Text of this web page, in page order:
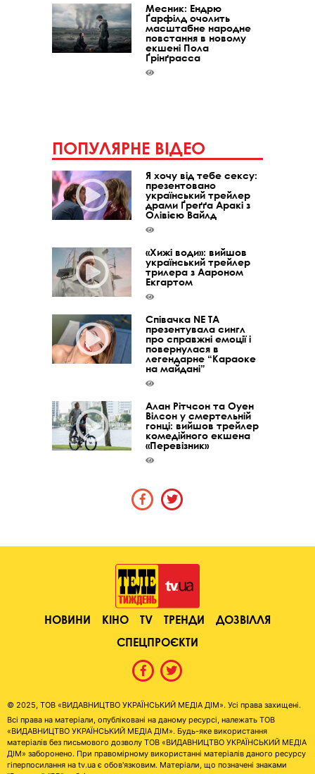
Месник: Ендрю
Ґарфілд очолить
масштабне народне
повстання в новому
екшені Пола
Ґрінґрасса
ПОПУЛЯРНЕ ВІДЕО
Я хочу від тебе сексу:
презентовано
український трейлер
драми Ґреґґа Аракі з
Олівією Вайлд
«Хижі води»: вийшов
український трейлер
трилера з Аароном
Екгартом
Співачка NE TA
презентувала сингл
про справжні емоції і
повернулася в
легендарне “Караоке
на майдані”
Алан Рітчсон та Оуен
Вілсон у смертельній
гонці: вийшов трейлер
комедійного екшена
«Перевізник»
НОВИНИ КІНО TV ТРЕНДИ
ДОЗВІЛЛЯ
СПЕЦПРОЄКТИ
© 2025, ТОВ «ВИДАВНИЦТВО УКРАЇНСЬКИЙ МЕДІА ДІМ». Усі права захищені.
Всі права на матеріали, опубліковані на даному ресурсі, належать ТОВ
«ВИДАВНИЦТВО УКРАЇНСЬКИЙ МЕДІА ДІМ». Будь-яке використання
матеріалів без письмового дозволу ТОВ «ВИДАВНИЦТВО УКРАЇНСЬКИЙ МЕДІА
ДІМ» заборонено. При правомірному використанні матеріалів даного ресурсу
гіперпосилання на tv.ua є обов'язковим. Матеріали, що позначені знаками